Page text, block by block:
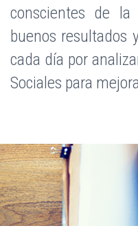
conscientes de
buenos resultados
cada día por
Sociales para